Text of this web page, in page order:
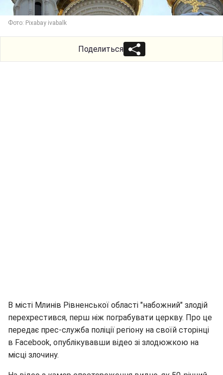
Фото: Pixabay ivabalk
Поделиться
В місті Млинів Рівненської області "набожний" злодій
перехрестився, перш ніж пограбувати церкву. Про це
передає прес-служба поліції регіону на своїй сторінці
в Facebook, опублікувавши відео зі злодюжкою на
місці злочину.